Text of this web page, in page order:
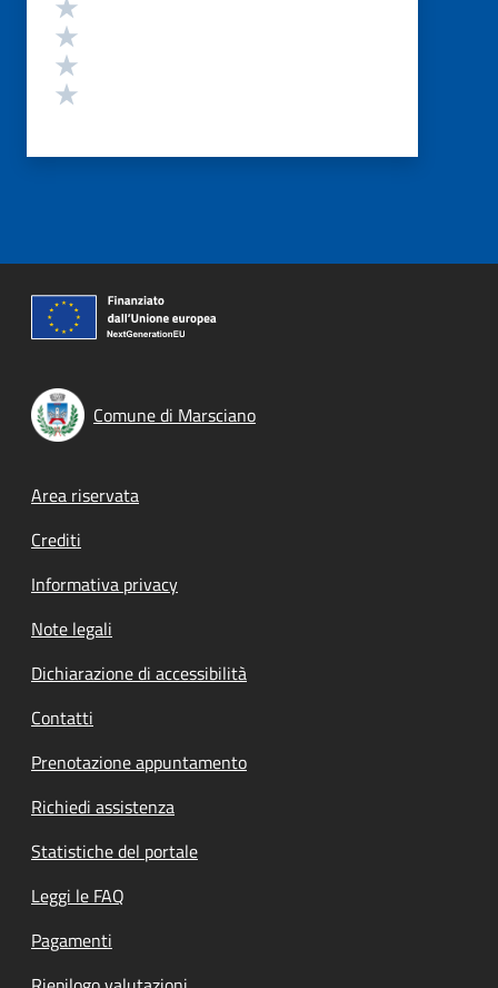
Comune di Marsciano
Footer menu
Area riservata
Crediti
Informativa privacy
Note legali
Dichiarazione di accessibilità
Contatti
Prenotazione appuntamento
Richiedi assistenza
Statistiche del portale
Leggi le FAQ
Pagamenti